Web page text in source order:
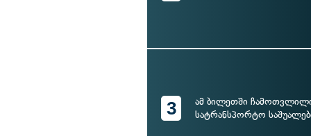
3
ამ ბილეთში
სატრანსპორტო